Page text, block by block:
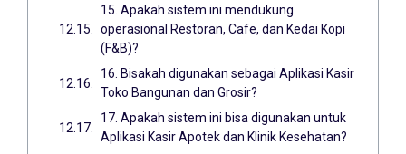
15. Apakah sistem ini mendukung
operasional Restoran, Cafe, dan Kedai Kopi
(F&B)?
16. Bisakah digunakan sebagai Aplikasi Kasir
Toko Bangunan dan Grosir?
17. Apakah sistem ini bisa digunakan untuk
Aplikasi Kasir Apotek dan Klinik Kesehatan?